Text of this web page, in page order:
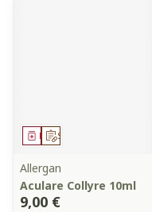
Sur prescription
Médicament
Allergan
Aculare Collyre 10ml
9,00 €